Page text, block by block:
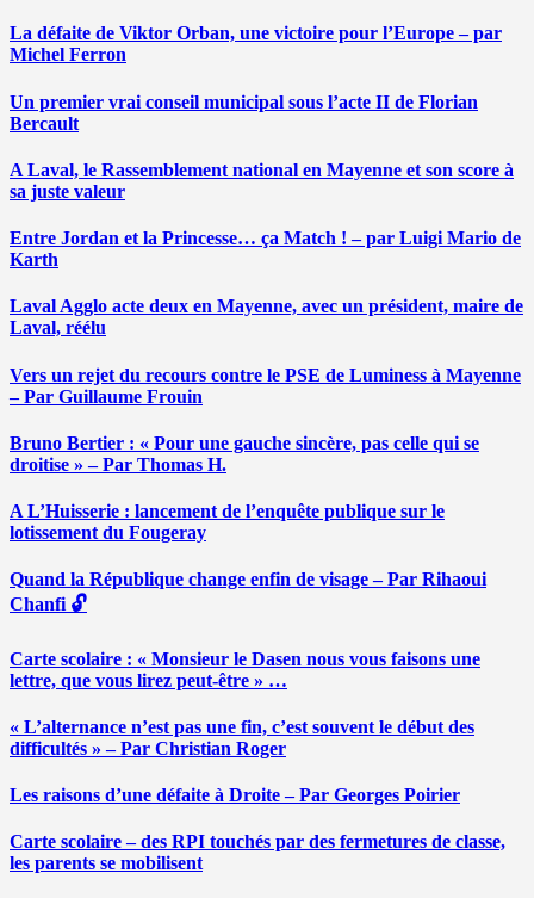
La défaite de Viktor Orban, une victoire pour l’Europe – par
Michel Ferron
Un premier vrai conseil municipal sous l’acte II de Florian
Bercault
A Laval, le Rassemblement national en Mayenne et son score à
sa juste valeur
Entre Jordan et la Princesse… ça Match ! – par Luigi Mario de
Karth
Laval Agglo acte deux en Mayenne, avec un président, maire de
Laval, réélu
Vers un rejet du recours contre le PSE de Luminess à Mayenne
– Par Guillaume Frouin
Bruno Bertier : « Pour une gauche sincère, pas celle qui se
droitise » – Par Thomas H.
A L’Huisserie : lancement de l’enquête publique sur le
lotissement du Fougeray
Quand la République change enfin de visage – Par Rihaoui
Chanfi 🔓
Carte scolaire : « Monsieur le Dasen nous vous faisons une
lettre, que vous lirez peut-être » …
« L’alternance n’est pas une fin, c’est souvent le début des
difficultés » – Par Christian Roger
Les raisons d’une défaite à Droite – Par Georges Poirier
Carte scolaire – des RPI touchés par des fermetures de classe,
les parents se mobilisent